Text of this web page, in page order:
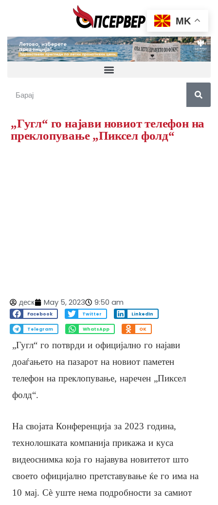
„Гугл“ го најави новиот телефон на
преклопување „Пиксел фолд“
деск May 5, 2023 9:50 am
Facebook Twitter LinkedIn
Telegram WhatsApp OK
„Гугл“ го потврди и официјално го најави
доаѓањето на пазарот на новиот паметен
телефон на преклопување, наречен „Пиксел
фолд“.
На својата Конференција за 2023 година,
технолошката компанија прикажа и куса
видеоснимка која го најавува новитетот што
своето официјално претставување ќе го има на
10 мај. Сѐ уште нема подробности за самиот
MK